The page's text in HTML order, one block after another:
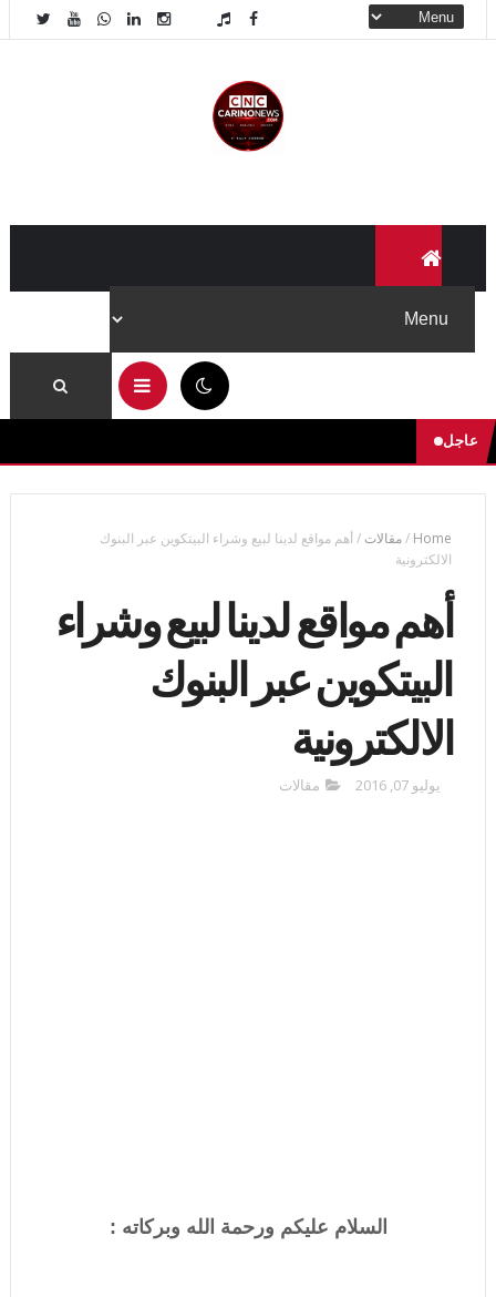
✕
تابعنا على منصاتنا لتصلك آخر الأخبار والفيديوهات الحصرية أولاً
بأول.
عاجل
Home
/مقالات / أهم مواقع لدينا لبيع وشراء البيتكوين عبر البنوك
الالكترونية
أهم مواقع لدينا لبيع وشراء
البيتكوين عبر البنوك
الالكترونية
يوليو 07, 2016 مقالات
السلام عليكم ورحمة الله وبركاته :